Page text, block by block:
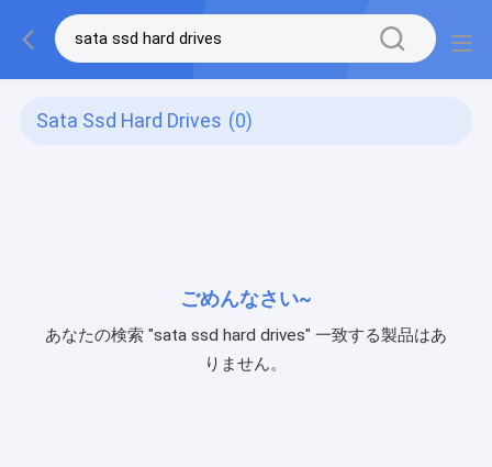
Sata Ssd Hard Drives (0)
ごめんなさい~
あなたの検索 "sata ssd hard drives" 一致する製品はあ
りません。